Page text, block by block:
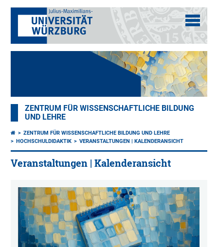
ZENTRUM FÜR WISSENSCHAFTLICHE BILDUNG
UND LEHRE
ZENTRUM FÜR WISSENSCHAFTLICHE BILDUNG UND LEHRE
HOCHSCHULDIDAKTIK
VERANSTALTUNGEN | KALENDERANSICHT
Veranstaltungen | Kalenderansicht